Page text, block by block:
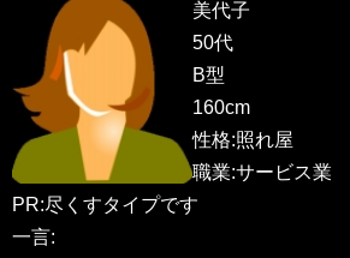
美代子
50代
B型
160cm
性格:照れ屋
職業:サービス業
PR:尽くすタイプです
一言: